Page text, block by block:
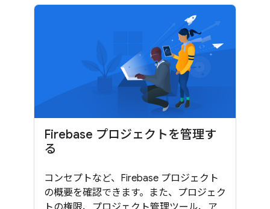
Firebase プロジェクトを管理す
る
コンセプトなど、Firebase プロジェクト
の概要を確認できます。また、プロジェク